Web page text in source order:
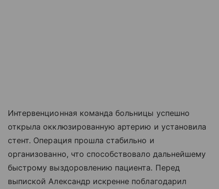
Интервенционная команда больницы успешно
открыла окклюзированную артерию и установила
стент. Операция прошла стабильно и
организованно, что способствовало дальнейшему
быстрому выздоровлению пациента. Перед
выпиской Александр искренне поблагодарил